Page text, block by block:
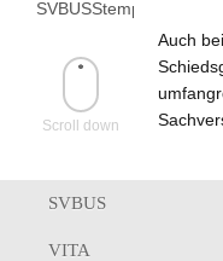
Scroll down
Auch
SVBUS
VITA